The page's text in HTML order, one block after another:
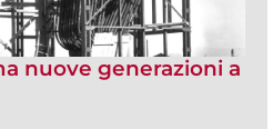
nuove generazioni a